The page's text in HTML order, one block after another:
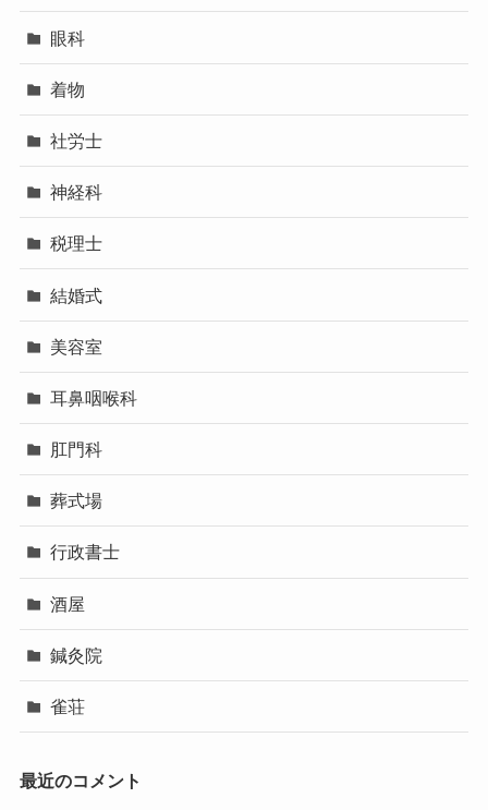
眼科
着物
社労士
神経科
税理士
結婚式
美容室
耳鼻咽喉科
肛門科
葬式場
行政書士
酒屋
鍼灸院
雀荘
最近のコメント